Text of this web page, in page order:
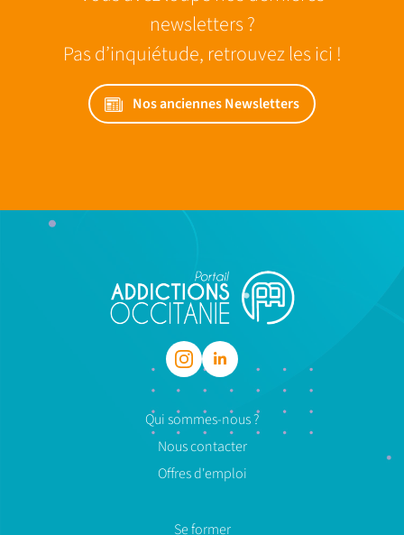
newsletters ?
Pas d’inquiétude, retrouvez les ici !
Nos anciennes Newsletters
Qui sommes-nous ?
Nous contacter
Offres d'emploi
Se former